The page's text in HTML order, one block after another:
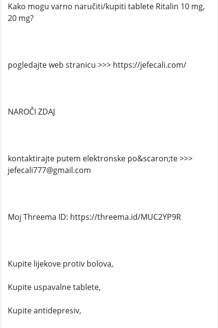
Kako mogu varno naručiti/kupiti tablete Ritalin 10 mg,
20 mg?
pogledajte web stranicu >>> https://jefecali.com/
NAROČI ZDAJ
kontaktirajte putem elektronske po&scaron;te >>>
jefecali777@gmail.com
Moj Threema ID: https://threema.id/MUC2YP9R
Kupite lijekove protiv bolova,
Kupite uspavalne tablete,
Kupite antidepresiv,